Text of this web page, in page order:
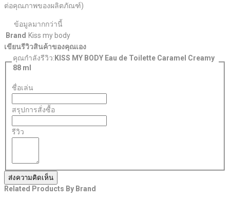
ต่อคุณภาพของผลิตภัณฑ์)
ข้อมูลมากกว่านี้
Brand Kiss my body
เขียนรีวิวสินค้าของคุณเอง
คุณกำลังรีวิว:KISS MY BODY Eau de Toilette Caramel Creamy
88 ml
ชื่อเล่น
สรุปการสั่งซื้อ
รีวิว
ส่งความคิดเห็น
Related Products By Brand